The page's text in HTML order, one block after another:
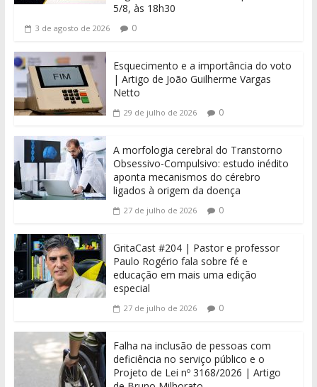
5/8, às 18h30
3 de agosto de 2026 0
Esquecimento e a importância do voto
| Artigo de João Guilherme Vargas
Netto
29 de julho de 2026 0
A morfologia cerebral do Transtorno
Obsessivo-Compulsivo: estudo inédito
aponta mecanismos do cérebro
ligados à origem da doença
27 de julho de 2026 0
GritaCast #204 | Pastor e professor
Paulo Rogério fala sobre fé e
educação em mais uma edição
especial
27 de julho de 2026 0
Falha na inclusão de pessoas com
deficiência no serviço público e o
Projeto de Lei nº 3168/2026 | Artigo